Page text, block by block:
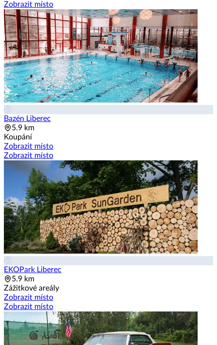
Zobrazit místo
Bazén Liberec
5.9 km
Koupání
Zobrazit místo
Zobrazit místo
EKOPark Liberec
5.9 km
Zážitkové areály
Zobrazit místo
Zobrazit místo